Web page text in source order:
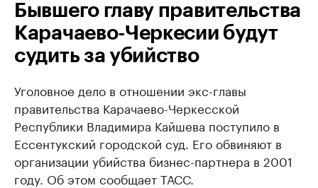
Бывшего главу правительства
Карачаево-Черкесии будут
судить за убийство
Уголовное дело в отношении экс-главы
правительства Карачаево-Черкесской
Республики Владимира Кайшева поступило в
Ессентукский городской суд. Его обвиняют в
организации убийства бизнес-партнера в 2001
году. Об этом сообщает ТАСС.